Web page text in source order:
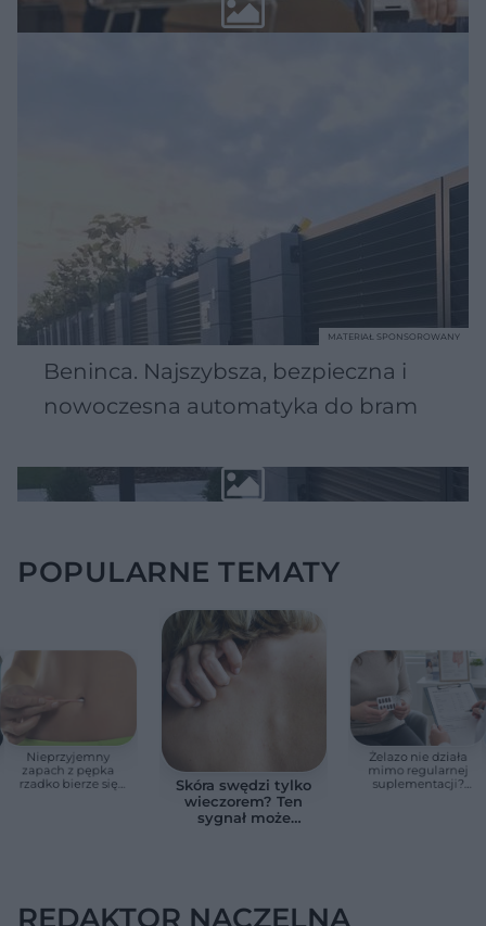
Beninca. Najszybsza, bezpieczna i
nowoczesna automatyka do bram
MATERIAŁ SPONSOROWANY
POPULARNE TEMATY
Nieprzyjemny
zapach z pępka
rzadko bierze się
Skóra swędzi tylko
wieczorem? Ten
sygnał może
Żelazo nie działa
mimo regularnej
suplementacji?
REDAKTOR NACZELNA